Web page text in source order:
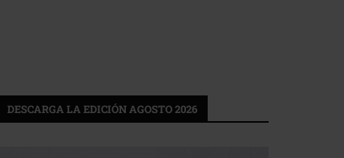
DESCARGA LA EDICIÓN AGOSTO 2026